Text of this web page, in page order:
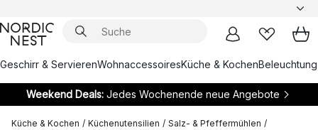
Geschirr & ServierenWohnaccessoiresKüche & KochenBeleuchtung
Weekend Deals:Jedes Wochenende neue Angebote
Küche & Kochen / Küchenutensilien / Salz- & Pfeffermühlen /